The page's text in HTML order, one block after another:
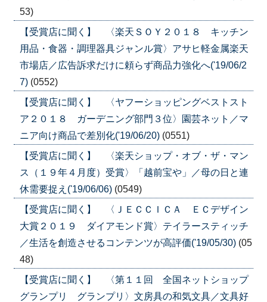
53)
【受賞店に聞く】 〈楽天ＳＯＹ２０１８ キッチン
用品・食器・調理器具ジャンル賞〉アサヒ軽金属楽天
市場店／広告訴求だけに頼らず商品力強化へ('19/06/2
7) (0552)
【受賞店に聞く】 〈ヤフーショッピングベストスト
ア２０１８ ガーデニング部門３位〉園芸ネット／マ
ニア向け商品で差別化('19/06/20) (0551)
【受賞店に聞く】 〈楽天ショップ・オブ・ザ・マン
ス（１９年４月度）受賞〉「越前宝や」／母の日と連
休需要捉え('19/06/06) (0549)
【受賞店に聞く】 〈ＪＥＣＣＩＣＡ ＥＣデザイン
大賞２０１９ ダイアモンド賞〉テイラースティッチ
／生活を創造させるコンテンツが高評価('19/05/30) (05
48)
【受賞店に聞く】 〈第１１回 全国ネットショップ
グランプリ グランプリ〉文房具の和気文具／文具好